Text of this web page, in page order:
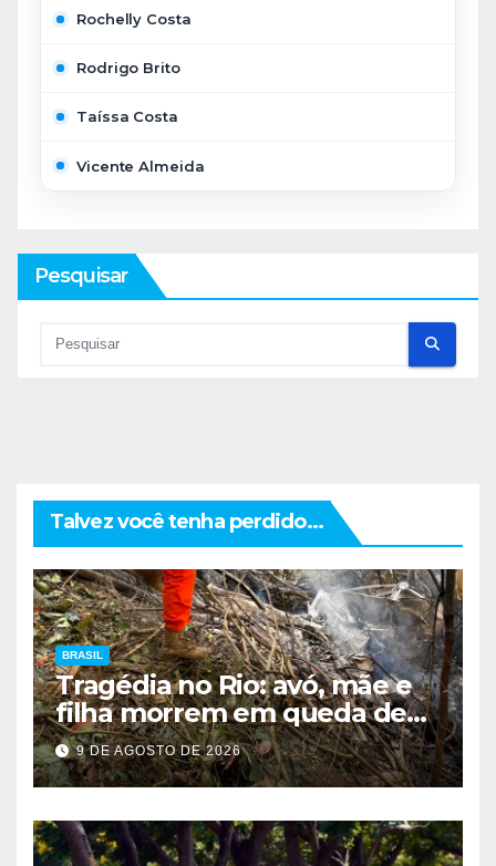
Rochelly Costa
Rodrigo Brito
Taíssa Costa
Vicente Almeida
Pesquisar
Talvez você tenha perdido...
BRASIL
Tragédia no Rio: avó, mãe e
filha morrem em queda de
helicóptero
9 DE AGOSTO DE 2026